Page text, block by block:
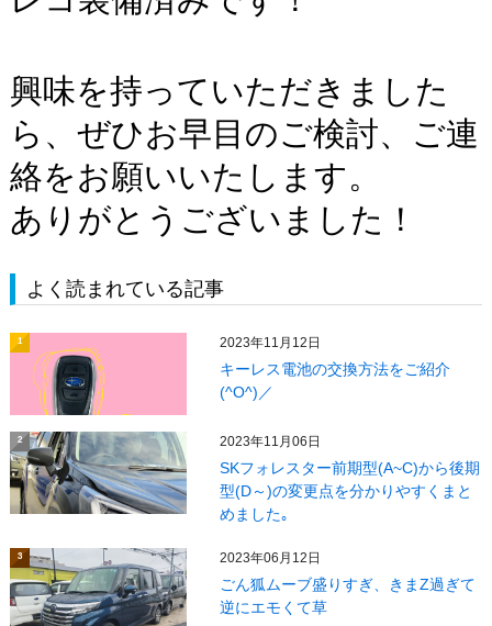
興味を持っていただきました
ら、ぜひお早目のご検討、ご連
絡をお願いいたします。
ありがとうございました！
よく読まれている記事
1 2023年11月12日
キーレス電池の交換方法をご紹介
(^O^)／
2 2023年11月06日
SKフォレスター前期型(A~C)から後期
型(D～)の変更点を分かりやすくまと
めました｡
3 2023年06月12日
ごん狐ムーブ盛りすぎ、きまZ過ぎて
逆にエモくて草